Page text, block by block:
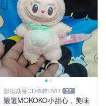
影視動漫CD專輯DVD 57
嚴選MOKOKO小甜心，美味